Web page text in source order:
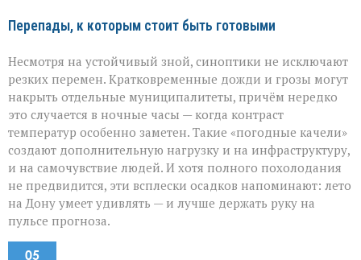
Перепады, к которым стоит быть готовыми
Несмотря на устойчивый зной, синоптики не исключают
резких перемен. Кратковременные дожди и грозы могут
накрыть отдельные муниципалитеты, причём нередко
это случается в ночные часы — когда контраст
температур особенно заметен. Такие «погодные качели»
создают дополнительную нагрузку и на инфраструктуру,
и на самочувствие людей. И хотя полного похолодания
не предвидится, эти всплески осадков напоминают: лето
на Дону умеет удивлять — и лучше держать руку на
пульсе прогноза.
05